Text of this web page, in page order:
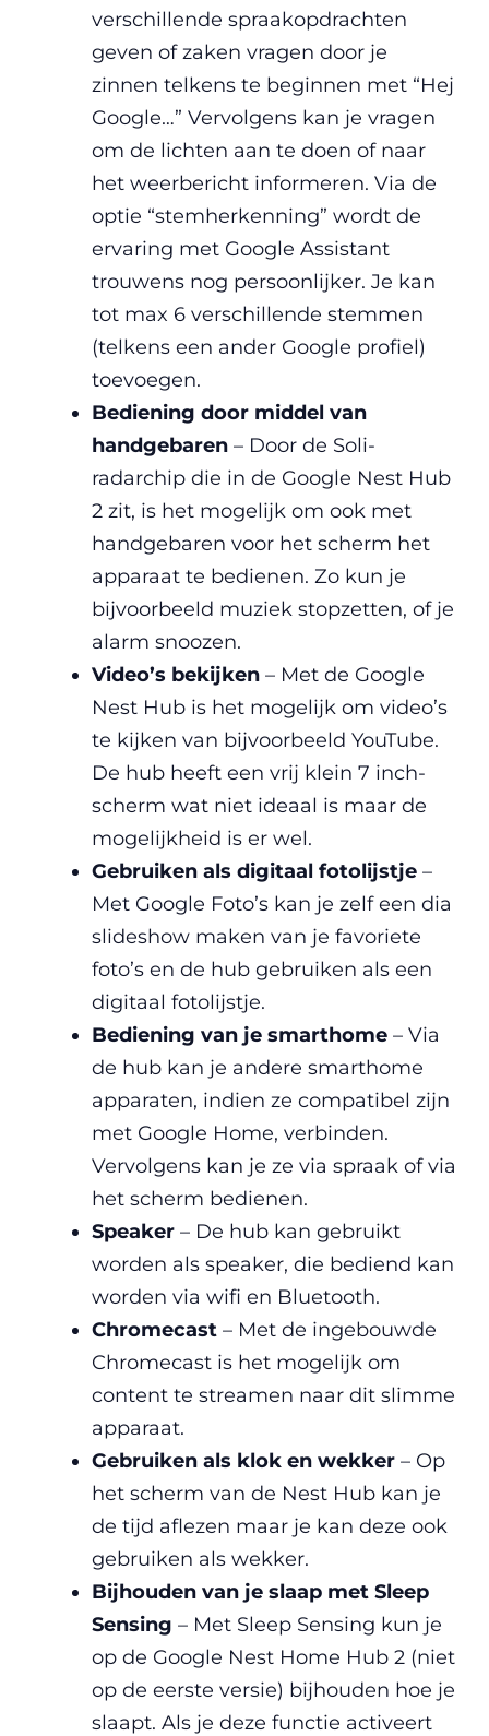
verschillende spraakopdrachten
geven of zaken vragen door je
zinnen telkens te beginnen met “Hej
Google…” Vervolgens kan je vragen
om de lichten aan te doen of naar
het weerbericht informeren. Via de
optie “stemherkenning” wordt de
ervaring met Google Assistant
trouwens nog persoonlijker. Je kan
tot max 6 verschillende stemmen
(telkens een ander Google profiel)
toevoegen.
Bediening door middel van
handgebaren – Door de Soli-
radarchip die in de Google Nest Hub
2 zit, is het mogelijk om ook met
handgebaren voor het scherm het
apparaat te bedienen. Zo kun je
bijvoorbeeld muziek stopzetten, of je
alarm snoozen.
Video’s bekijken – Met de Google
Nest Hub is het mogelijk om video’s
te kijken van bijvoorbeeld YouTube.
De hub heeft een vrij klein 7 inch-
scherm wat niet ideaal is maar de
mogelijkheid is er wel.
Gebruiken als digitaal fotolijstje –
Met Google Foto’s kan je zelf een dia
slideshow maken van je favoriete
foto’s en de hub gebruiken als een
digitaal fotolijstje.
Bediening van je smarthome – Via
de hub kan je andere smarthome
apparaten, indien ze compatibel zijn
met Google Home, verbinden.
Vervolgens kan je ze via spraak of via
het scherm bedienen.
Speaker – De hub kan gebruikt
worden als speaker, die bediend kan
worden via wifi en Bluetooth.
Chromecast – Met de ingebouwde
Chromecast is het mogelijk om
content te streamen naar dit slimme
apparaat.
Gebruiken als klok en wekker – Op
het scherm van de Nest Hub kan je
de tijd aflezen maar je kan deze ook
gebruiken als wekker.
Bijhouden van je slaap met Sleep
Sensing – Met Sleep Sensing kun je
op de Google Nest Home Hub 2 (niet
op de eerste versie) bijhouden hoe je
slaapt. Als je deze functie activeert